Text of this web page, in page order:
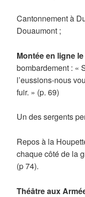
Cantonnement à
Douaumont ;
Montée en ligne
bombardement : «
l’eussions-nous
fuir. » (p. 69)
Un des sergents
Repos à la
chaque côté de la
(p 74).
Théâtre aux